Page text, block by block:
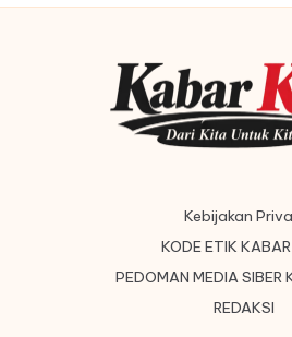
Kebijakan
KODE ETIK
PEDOMAN MEDIA SIBER
REDAKSI